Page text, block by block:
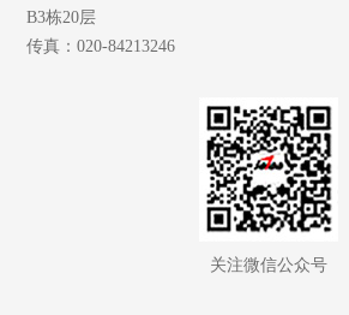
B3栋20层
传真：020-84213246
关注微信公众号